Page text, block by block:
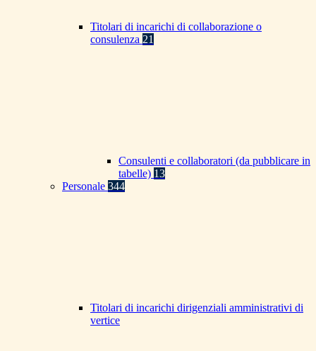
Titolari di incarichi di collaborazione o
consulenza 21
Consulenti e collaboratori (da pubblicare in
tabelle) 13
Personale 344
Titolari di incarichi dirigenziali amministrativi di
vertice